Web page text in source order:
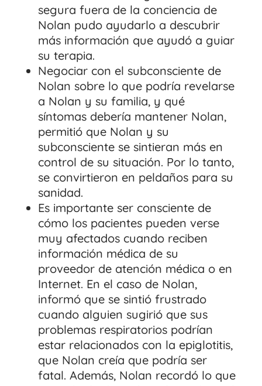
segura fuera de la conciencia de
Nolan pudo ayudarlo a descubrir
más información que ayudó a guiar
su terapia.
Negociar con el subconsciente de
Nolan sobre lo que podría revelarse
a Nolan y su familia, y qué
síntomas debería mantener Nolan,
permitió que Nolan y su
subconsciente se sintieran más en
control de su situación. Por lo tanto,
se convirtieron en peldaños para su
sanidad.
Es importante ser consciente de
cómo los pacientes pueden verse
muy afectados cuando reciben
información médica de su
proveedor de atención médica o en
Internet. En el caso de Nolan,
informó que se sintió frustrado
cuando alguien sugirió que sus
problemas respiratorios podrían
estar relacionados con la epiglotitis,
que Nolan creía que podría ser
fatal. Además, Nolan recordó lo que